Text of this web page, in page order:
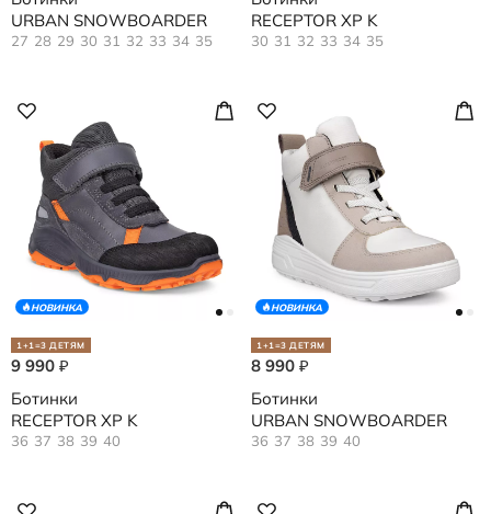
URBAN SNOWBOARDER
27 28 29 30 31 32 33 34 35
RECEPTOR XP K
30 31 32 33 34 35
НОВИНКА
1+1=3 ДЕТЯМ
9 990 ₽
Ботинки
RECEPTOR XP K
36 37 38 39 40
НОВИНКА
1+1=3 ДЕТЯМ
8 990 ₽
Ботинки
URBAN SNOWBOARDER
36 37 38 39 40